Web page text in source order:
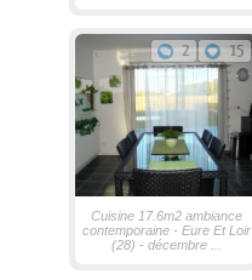
2 15
Cuisine 17.6m2 ambiance
contemporaine - Eure Et Loir
(28) - décembre ...